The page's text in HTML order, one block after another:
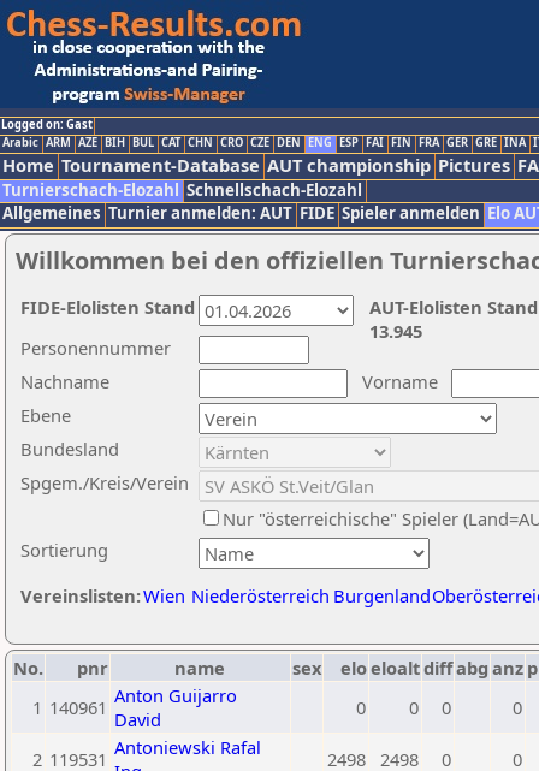
Logged on: Gast
Arabic ARM AZE BIH BUL CAT CHN CRO CZE DEN ENG ESP FAI FIN FRA GER GRE INA
Home Tournament-Database AUT championship Pictures
Turnierschach-Elozahl Schnellschach-Elozahl
Allgemeines Turnier anmelden: AUT FIDE Spieler anmelden Elo
Willkommen bei den offiziellen
Nachname
Vorname
Ebene
Sortierung
Personennummer
Bundesland
Spgem./Kreis/Verein
Nur "österreichische" Spieler
Vereinslisten:Wien Niederösterreich Burgenland
AUT-Elolisten
13.945
FIDE-Elolisten Stand
No. pnr name sex eloeloaltdiffabg anz
1 140961 Anton Guijarro
David
0 0 0 0
2 119531 Antoniewski Rafal
2498 2498 0 0